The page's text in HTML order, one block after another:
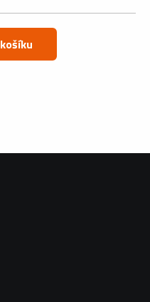
Přidat do košíku